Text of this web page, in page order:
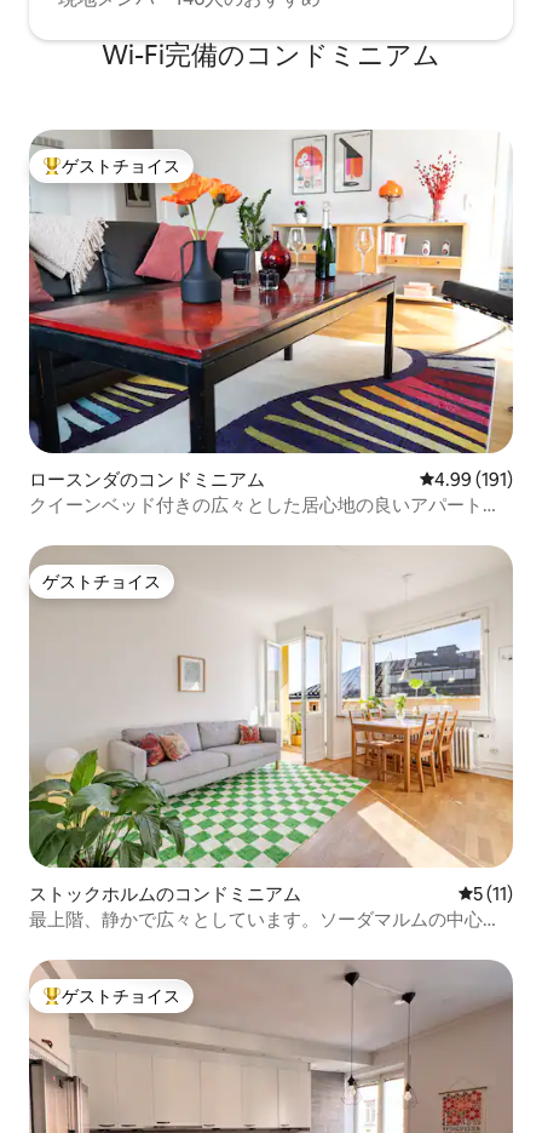
Wi-Fi完備のコンドミニアム
大好評のゲストチョイスです。
ゲストチョイス
ロースンダのコンドミニアム レビュー191
4.99 (191)
クイーンベッド付きの広々とした居心地の良いアパート、
ゲストチョイス
ゲストチョイス
ストックホルムのコンドミニアム レビュー
5 (11)
最上階、静かで広々としています。ソーダマルムの中心部
大好評のゲストチョイスです。
ゲストチョイス